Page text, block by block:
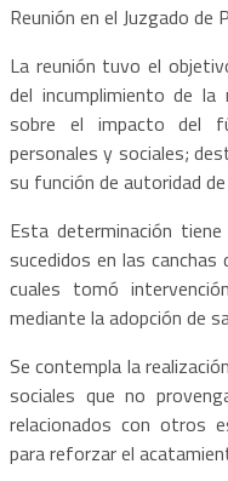
Reunión en el Juzgado de
La reunión tuvo el
del incumplimiento de la
sobre el impacto del
personales y sociales;
su función de autoridad
Esta determinación
sucedidos en las
cuales tomó
mediante la adopción de
Se contempla la
sociales que no
relacionados con otros
para reforzar el